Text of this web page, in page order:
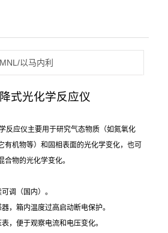
以马内利
式光化学反应仪
反应仪主要用于研究气态物质（如氮氧化
有机物等）和固相表面的光化学变化，也可
物的光化学变化。
调（国内）。
，箱内温度过高启动断电保护。
，便于观察电流和电压变化。